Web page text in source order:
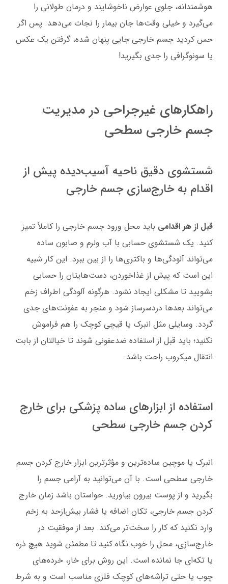
هوشمندانه، جلوی عوارض ناخوشایند و درمان طولانی را
می‌گیرد و خیلی وقت‌ها جان بیمار را نجات می‌دهد. پس اگر
حس کردید جسم خارجی جایی پنهان شده، گرفتن یک عکس
یا سونوگرافی را جدی بگیرید!
راهکارهای غیرجراحی در مدیریت
جسم خارجی سطحی
شستشوی دقیق ناحیه آسیب‌دیده پیش از
اقدام به خارج‌سازی جسم خارجی
قبل از هر اقدامی باید محل ورود جسم خارجی را کاملاً تمیز
کنید. یک شستشوی حسابی با آب ولرم و صابون ساده
می‌تواند آلودگی‌ها و باکتری‌ها را از بین ببرد. این کار شبیه
این است که پیش از غذاخوردن، دست‌هایتان را حسابی
بشویید تا مشکلی ایجاد نشود. هرگونه آلودگی اطراف زخم
می‌تواند بعدها دردسرساز شود و منجر به عفونت‌های جدی
گردد. وسایلی مثل انبرک یا قیچی کوچک را هم فراموش
نکنید؛ باید قبل از استفاده ضدعفونی شوند تا خیالتان از بابت
انتقال میکروب راحت باشد.
استفاده از ابزارهای ساده پزشکی برای خارج
کردن جسم خارجی سطحی
انبرک یا موچین ساده‌ترین و مؤثرترین ابزار خارج کردن جسم
خارجی سطحی است. با آن می‌توانید به آرامی جسم را
بگیرید و از پوست بیرون بیاورید. حواستان باشد زمان خارج
کردن جسم خارجی، تکان اضافه یا فشار بیش‌ازحد به زخم
وارد نکنید که کار را سخت‌تر می‌کند. بعد از موفقیت در
خارج‌سازی، محل را خوب نگاه کنید تا مطمئن شوید هیچ ذره
یا تکه‌ای جا نمانده است. این روش برای خار، خرده‌های
چوب یا حتی تراشه‌های کوچک فلزی مناسب است و به شرط